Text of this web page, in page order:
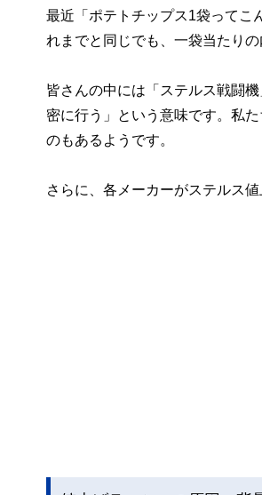
最近「ポテトチップス1袋ってこ
れまでと同じでも、一袋当たり
皆さんの中には「ステルス戦闘
密に行う」という意味です。私
のもあるようです。
さらに、各メーカーがステルス